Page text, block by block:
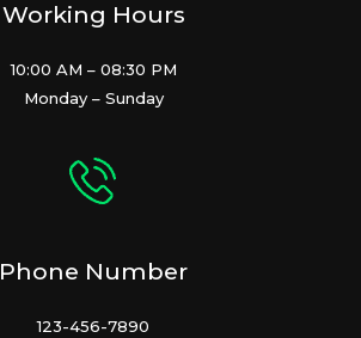
Working Hours
10:00 AM – 08:30 PM
Monday – Sunday
Phone Number
123-456-7890